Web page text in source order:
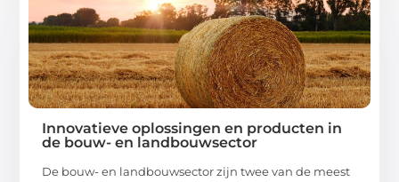
Innovatieve oplossingen en producten in
de bouw- en landbouwsector
De bouw- en landbouwsector zijn twee van de meest